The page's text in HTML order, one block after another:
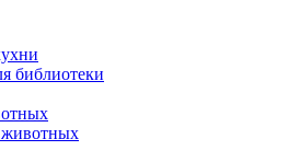
библиотеки